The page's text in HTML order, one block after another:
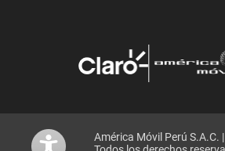
América Móvil Perú S.A.C.